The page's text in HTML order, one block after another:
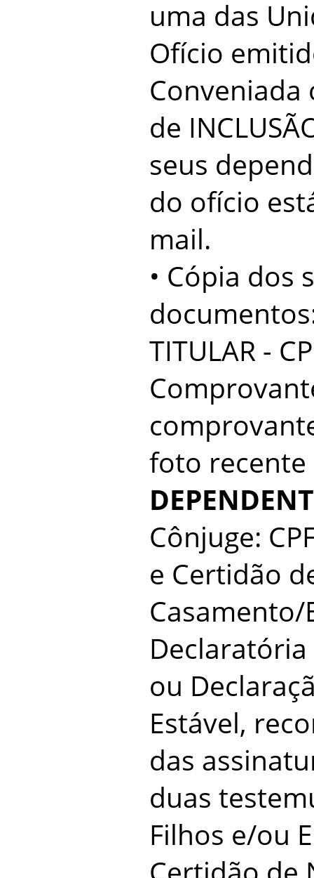
uma das
Ofício
Conveniada
de
seus
do ofício
mail.
• Cópia dos
TITULAR -
foto recente
Cônjuge:
e Certidão
ou
Estável,
das
duas
Filhos e/ou